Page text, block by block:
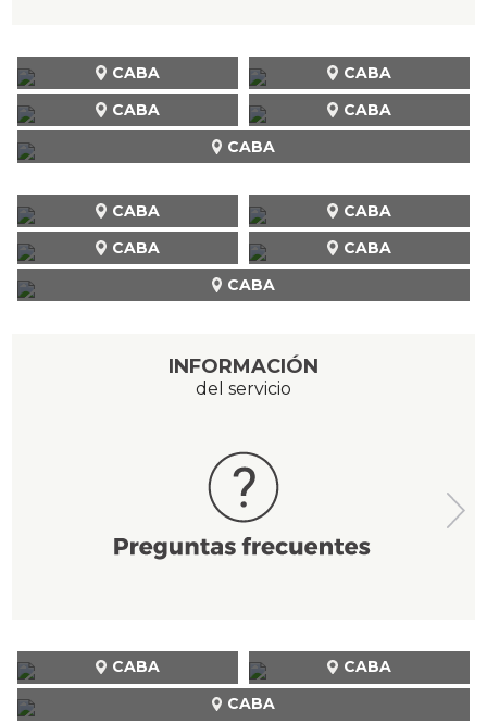
CABA
CABA
CABA
CABA
CABA
CABA
CABA
CABA
CABA
CABA
INFORMACIÓN
del servicio
CABA
CABA CABA